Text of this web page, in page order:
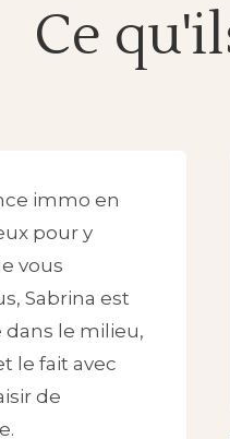
Ce
immo en
pour y
vous
Sabrina est
le milieu,
le fait avec
de